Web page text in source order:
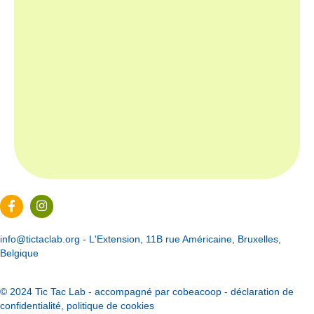
Page Facebook du Tic Tac Lab
Page Instagram du Tic Tac Lab
info@tictaclab.org - L'Extension, 11B rue Américaine, Bruxelles,
Belgique
© 2024 Tic Tac Lab - accompagné par cobeacoop - déclaration de
confidentialité politique de cookies